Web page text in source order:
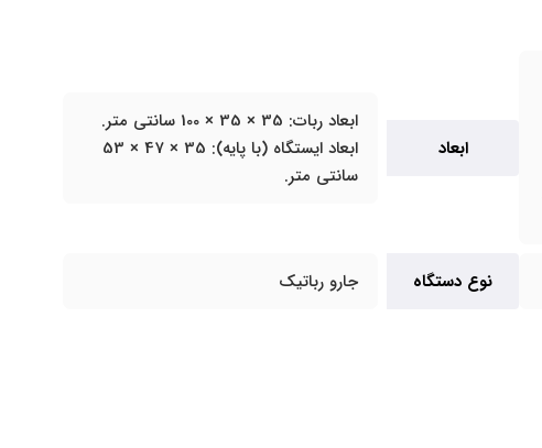
ابعاد
ابعاد ربات: 35 × 35 × 100 سانتی متر.
ابعاد ایستگاه (با پایه): 35 × 47 × 53
سانتی متر.
نوع دستگاه جارو رباتیک